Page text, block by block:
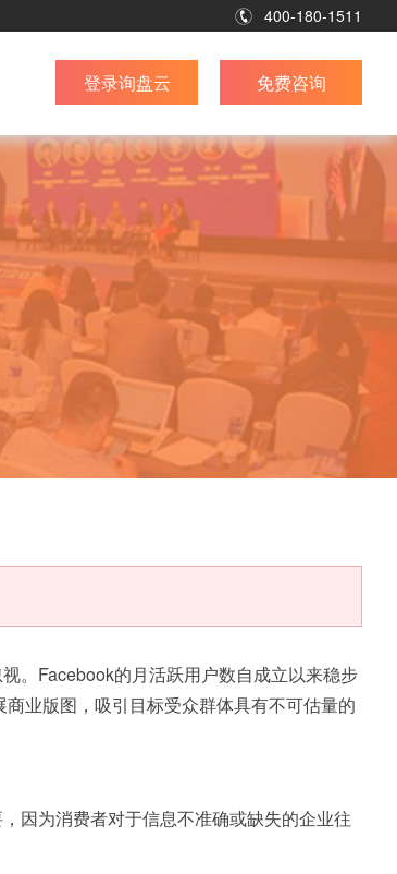
400-180-1511
登录询盘云 免费咨询
。Facebook的月活跃用户数自成立以来稳步
业版图，吸引目标受众群体具有不可估量的
因为消费者对于信息不准确或缺失的企业往